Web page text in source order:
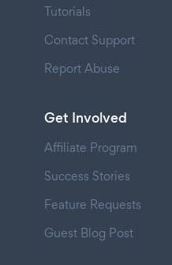
Tutorials
Contact Support
Report Abuse
Get Involved
Affiliate Program
Success Stories
Feature Requests
Guest Blog Post